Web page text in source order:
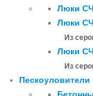
Люки
Люки
Из
Люки
Из
Пескоуловители